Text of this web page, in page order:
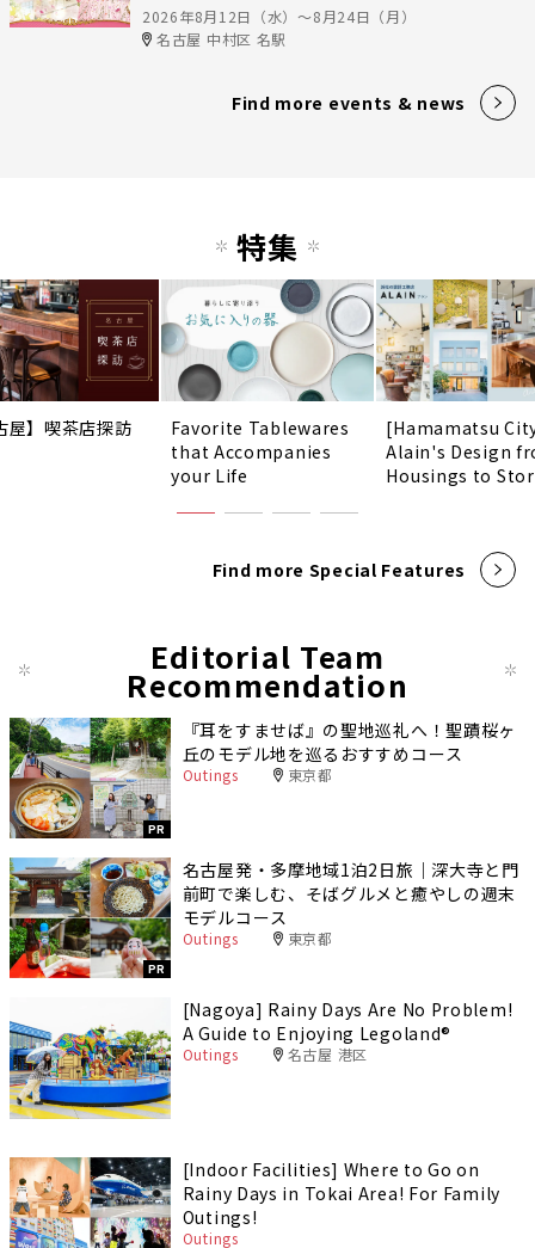
2026年8月12日（水）〜8月24日（月）
名古屋 中村区 名駅
Find more events & news
特集
屋】喫茶店探訪
Favorite Tablewares
that Accompanies
your Life
[Hamamatsu
Alain's Design
Housings to
Find more Special Features
Editorial Team
Recommendation
PR
『耳をすませば』の聖地巡礼へ！聖蹟桜ヶ
丘のモデル地を巡るおすすめコース
Outings 東京都
PR
名古屋発・多摩地域1泊2日旅｜深大寺と門
前町で楽しむ、そばグルメと癒やしの週末
モデルコース
Outings 東京都
[Nagoya] Rainy Days Are No Problem!
A Guide to Enjoying Legoland®️
Outings 名古屋 港区
[Indoor Facilities] Where to Go on
Rainy Days in Tokai Area! For Family
Outings!
Outings